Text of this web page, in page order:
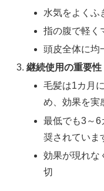
水気をよくふ
指の腹で軽く
頭皮全体に均
継続使用の重要性
毛髪は1カ月
め、効果を実
最低でも3～6
奨されていま
効果が現れな
切